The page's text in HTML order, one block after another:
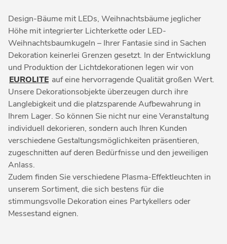
Design-Bäume mit LEDs, Weihnachtsbäume jeglicher
Höhe mit integrierter Lichterkette oder LED-
Weihnachtsbaumkugeln – Ihrer Fantasie sind in Sachen
Dekoration keinerlei Grenzen gesetzt. In der Entwicklung
und Produktion der Lichtdekorationen legen wir von
EUROLITE auf eine hervorragende Qualität großen Wert.
Unsere Dekorationsobjekte überzeugen durch ihre
Langlebigkeit und die platzsparende Aufbewahrung in
Ihrem Lager. So können Sie nicht nur eine Veranstaltung
individuell dekorieren, sondern auch Ihren Kunden
verschiedene Gestaltungsmöglichkeiten präsentieren,
zugeschnitten auf deren Bedürfnisse und den jeweiligen
Anlass.
Zudem finden Sie verschiedene Plasma-Effektleuchten in
unserem Sortiment, die sich bestens für die
stimmungsvolle Dekoration eines Partykellers oder
Messestand eignen.